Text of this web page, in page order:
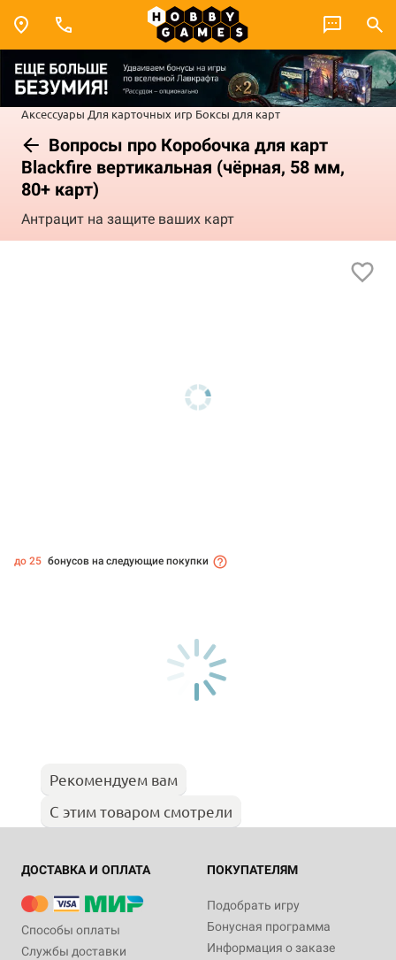
Аксессуары Для карточных игр Боксы для карт
Вопросы про Коробочка для карт
Blackfire вертикальная (чёрная, 58 мм,
80+ карт)
Антрацит на защите ваших карт
до 25 бонусов на следующие покупки
Рекомендуем вам
С этим товаром смотрели
ДОСТАВКА И ОПЛАТА
Способы оплаты
Службы доставки
ПОКУПАТЕЛЯМ
Подобрать игру
Бонусная программа
Информация о заказе